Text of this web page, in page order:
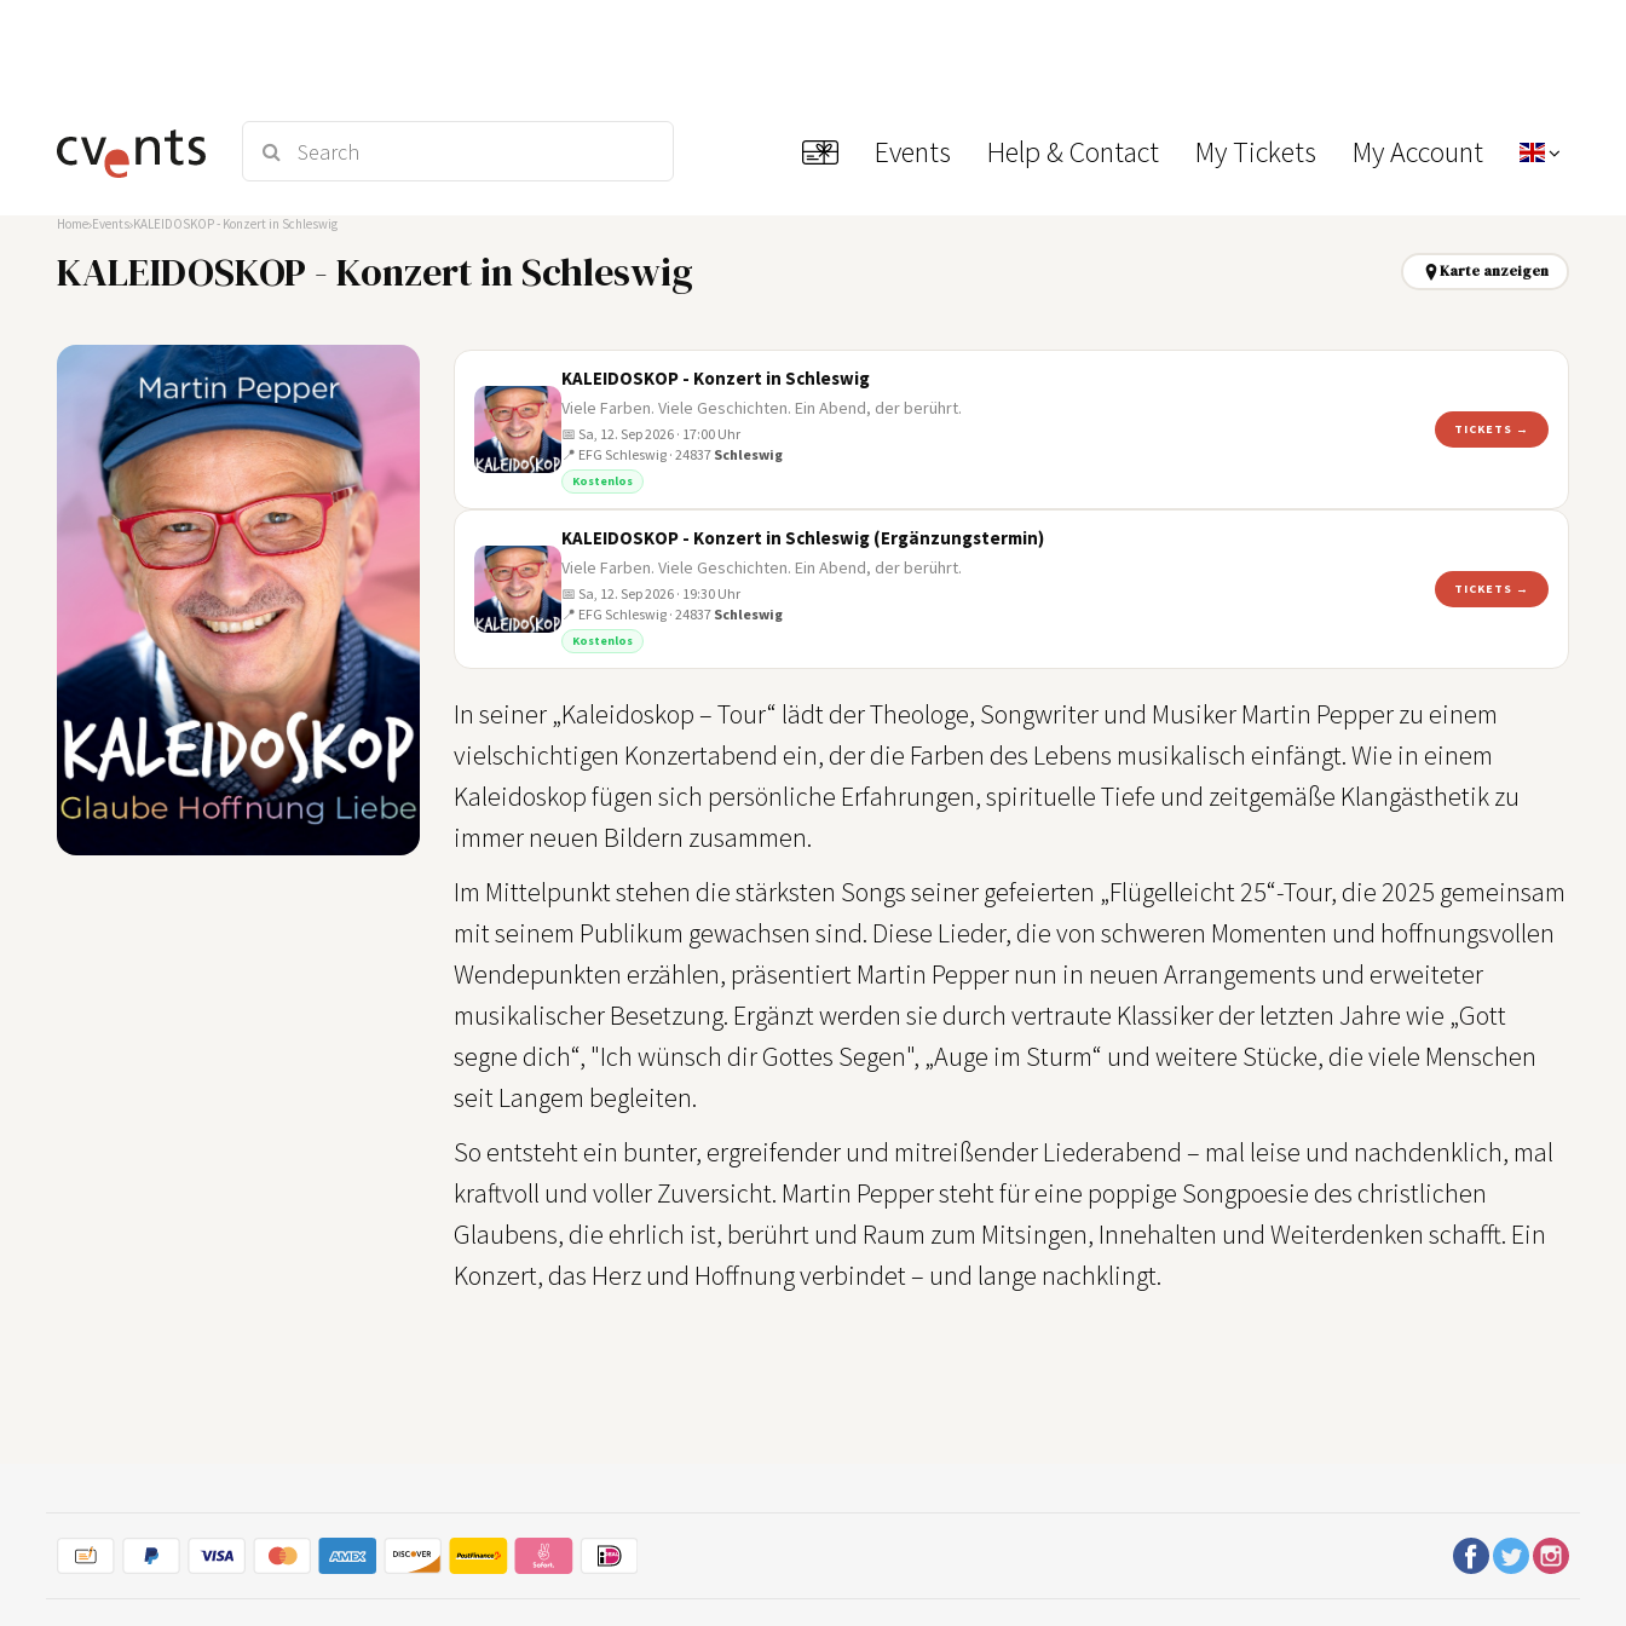
Events Help & Contact My Tickets My Account
Home Events KALEIDOSKOP - Konzert in Schleswig
KALEIDOSKOP - Konzert in Schleswig Karte anzeigen
KALEIDOSKOP - Konzert in Schleswig
Viele Farben. Viele Geschichten. Ein Abend, der berührt.
📅 Sa, 12. Sep 2026 · 17:00 Uhr
📍 EFG Schleswig · 24837 Schleswig
Kostenlos
TICKETS →
KALEIDOSKOP - Konzert in Schleswig (Ergänzungstermin)
Viele Farben. Viele Geschichten. Ein Abend, der berührt.
📅 Sa, 12. Sep 2026 · 19:30 Uhr
📍 EFG Schleswig · 24837 Schleswig
Kostenlos
TICKETS →
In seiner „Kaleidoskop – Tour“ lädt der Theologe, Songwriter und Musiker Martin Pepper zu einem
vielschichtigen Konzertabend ein, der die Farben des Lebens musikalisch einfängt. Wie in einem
Kaleidoskop fügen sich persönliche Erfahrungen, spirituelle Tiefe und zeitgemäße Klangästhetik zu
immer neuen Bildern zusammen.
Im Mittelpunkt stehen die stärksten Songs seiner gefeierten „Flügelleicht 25“-Tour, die 2025 gemeinsam
mit seinem Publikum gewachsen sind. Diese Lieder, die von schweren Momenten und hoffnungsvollen
Wendepunkten erzählen, präsentiert Martin Pepper nun in neuen Arrangements und erweiteter
musikalischer Besetzung. Ergänzt werden sie durch vertraute Klassiker der letzten Jahre wie „Gott
segne dich“, "Ich wünsch dir Gottes Segen", „Auge im Sturm“ und weitere Stücke, die viele Menschen
seit Langem begleiten.
So entsteht ein bunter, ergreifender und mitreißender Liederabend – mal leise und nachdenklich, mal
kraftvoll und voller Zuversicht. Martin Pepper steht für eine poppige Songpoesie des christlichen
Glaubens, die ehrlich ist, berührt und Raum zum Mitsingen, Innehalten und Weiterdenken schafft. Ein
Konzert, das Herz und Hoffnung verbindet – und lange nachklingt.